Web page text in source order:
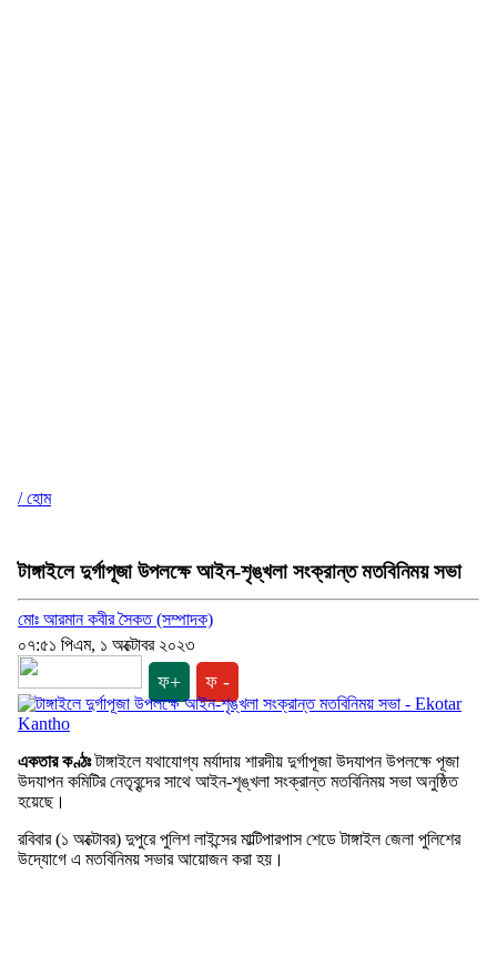
/ হোম
টাঙ্গাইলে দুর্গাপূজা উপলক্ষে আইন-শৃঙ্খলা সংক্রান্ত মতবিনিময় সভা
মোঃ আরমান কবীর সৈকত (সম্পাদক)
০৭:৫১ পিএম, ১ অক্টোবর ২০২৩
ফ+ ফ -
একতার কণ্ঠঃটাঙ্গাইলে যথাযোগ্য মর্যাদায় শারদীয় দুর্গাপূজা উদযাপন উপলক্ষে পূজা
উদযাপন কমিটির নেতৃবৃন্দের সাথে আইন-শৃঙ্খলা সংক্রান্ত মতবিনিময় সভা অনুষ্ঠিত
হয়েছে।
রবিবার (১ অক্টোবর) দুপুরে পুলিশ লাইন্সের মাল্টিপারপাস শেডে টাঙ্গাইল জেলা পুলিশের
উদ্যোগে এ মতবিনিময় সভার আয়োজন করা হয়।